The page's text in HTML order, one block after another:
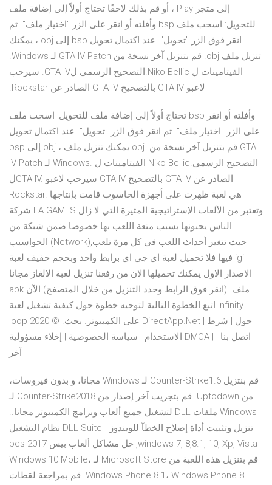
إلى متجر Play ، أو قم بذلك لاحقًا تحتاج أولاً إلى إضافة ملف
للتحويل: اسحب ملف bsp وأفلته أو انقر على الزر "اختيار ملف". ثم
انقر فوق الزر "تحويل". عند اكتمال تحويل bsp إلى obj ، يمكنك
تنزيل ملف obj. قم بتنزيل آخر نسخة من GTA IV Patch لـ Windows.
الفيتامينات ل Niko Bellic.التصحيح الرسمي لGTA IV. سيرحب
لاعبو GTA IV بالتصحيح GTA IV الصادر عن Rockstar.
تحتاج أولاً إلى إضافة ملف للتحويل: اسحب ملف bsp وأفلته أو انقر
على الزر "اختيار ملف". ثم انقر فوق الزر "تحويل". عند اكتمال تحويل
bsp إلى obj ، يمكنك تنزيل ملف obj. قم بتنزيل آخر نسخة من GTA
IV Patch لـ Windows. الفيتامينات ل Niko Bellic.التصحيح الرسمي
لGTA IV. سيرحب لاعبو GTA IV بالتصحيح GTA IV الصادر عن
Rockstar. هي لعبة ظهرت على أجهزة الحاسوب قامت بإنتاجها
شركة EA GAMES وتعتبر من الألعاب الإستراتيجية المثيرة التي لا زال
الناس يحبونها بسبب متعة اللعب بها خصوصا ضمن شبكة من
الحواسيب (Network),حيث تتغير أحداث اللعب في كل مرة تلعب
فيها فلا تحميل لعبة اي جي اي برابط واحد وبحجم خفيف لعبة igi
الاصدار الاول يمكنك تحميلها الان من رفعنا تنزيل لعبة الالغاز مجانا
apk ملف. (انقر فوق الرابط وحدد التنزيل من خلال المتصفح) الآن
اتبع الخطوة التالية لتوجيه خطوة حول كيفية تشغيل لعبة Infinity
loop على الكمبيوتر. بحث. © 2020 DirectApp.Net | حول | شرط
الاستخدام | سياسة الخصوصية | إخلاء مسؤولية DMCA | اتصل بنا |
آخر
‫قم بنتزيل Counter-Strike1.6 لـ Windows مجانا، و بدون فيروسات،
من Uptodown. قم بتجريب آخر إصدار من Counter-Strike2018 لـ
Windows ملفات DLL لتشغيل جميع ألعاب وبرامج الكمبيوتر مجانا..
تنزيل وتثبيت أداة إصلاح الخطآ للويندوز - DLL Suite نظام التشغيل
windows 7, 8,8.1, 10, Xp, Vista, حل مشاكل ألعاب بيس pes 2017
قم بتنزيل هذه اللعبة من Microsoft Store لـ Windows 10 Mobile،
Windows Phone 8.1، Windows Phone 8. قم بمراجعة لقطات